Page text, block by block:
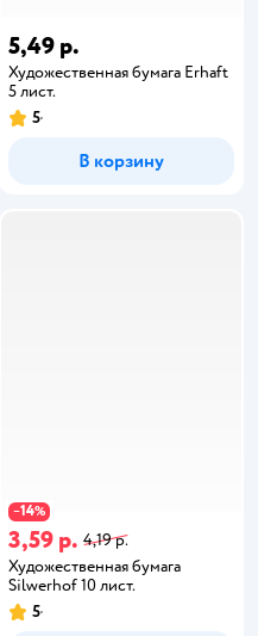
5,49 р.
Художественная бумага Erhaft
5 лист.
5
В корзину
−14%
3,59 р. 4,19 р.
Художественная бумага
Silwerhof 10 лист.
5